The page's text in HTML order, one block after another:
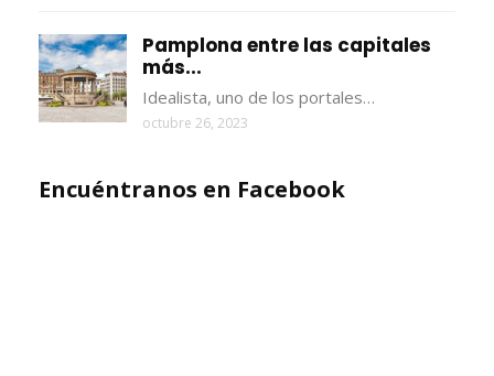
Pamplona entre las capitales
más...
Idealista, uno de los portales…
octubre 26, 2023
Encuéntranos en Facebook